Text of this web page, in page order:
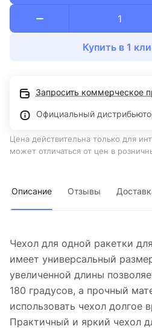
Купить в 1
Запросить коммерческое
Официальный
Цена действительна только для
может отличаться от цен в
Описание Отзывы
Чехол для одной ракетки
имеет универсальный
увеличенной длины
180 градусов, а прочный
использовать чехол долгое
Практичный и яркий чехол